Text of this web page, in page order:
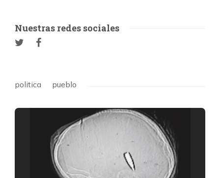
Nuestras redes sociales
politica pueblo